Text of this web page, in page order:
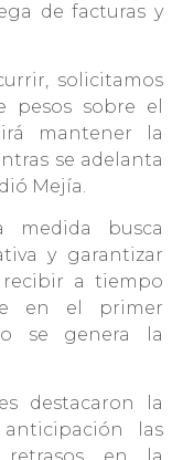
de facturas y
solicitamos
pesos sobre el
mantener la
se adelanta
Mejía.
medida busca
y garantizar
a tiempo
en el primer
se genera la
destacaron la
las